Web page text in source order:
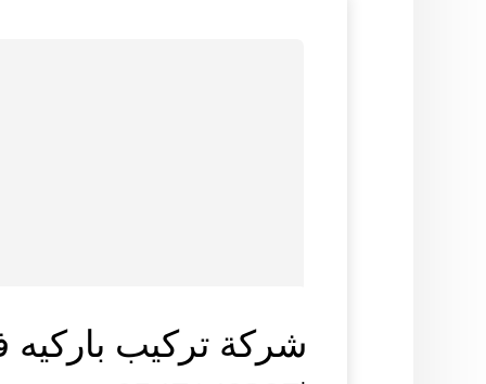
شركة تركيب